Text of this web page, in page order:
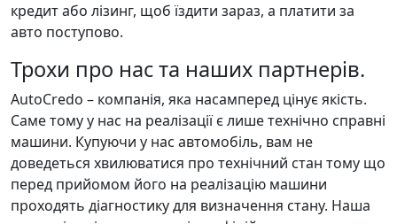
кредит або лізинг, щоб їздити зараз, а платити за
авто поступово.
Трохи про нас та наших партнерів.
AutoCredo – компанія, яка насамперед цінує якість.
Саме тому у нас на реалізації є лише технічно справні
машини. Купуючи у нас автомобіль, вам не
доведеться хвилюватися про технічний стан тому що
перед прийомом його на реалізацію машини
проходять діагностику для визначення стану. Наша